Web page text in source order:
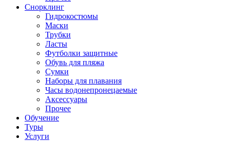
Снорклинг
Гидрокостюмы
Маски
Трубки
Ласты
Футболки защитные
Обувь для пляжа
Сумки
Наборы для плавания
Часы водонепронецаемые
Аксессуары
Прочее
Обучение
Туры
Услуги